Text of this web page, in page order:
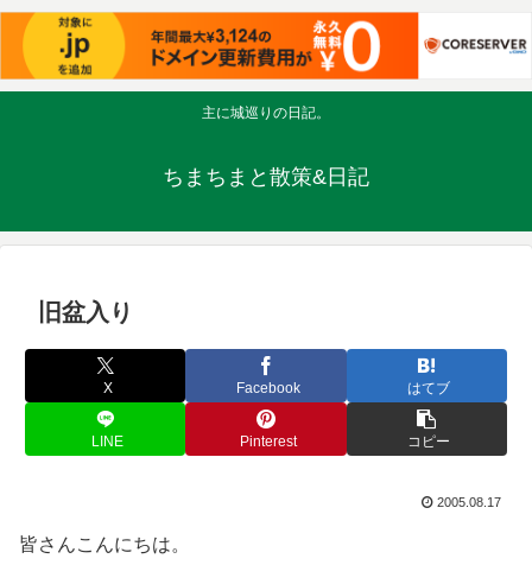
主に城巡りの日記。
ちまちまと散策&日記
旧盆入り
X Facebook はてブ
LINE Pinterest コピー
2005.08.17
皆さんこんにちは。